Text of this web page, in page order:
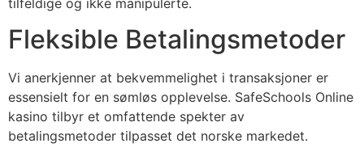
panel
Hacklink
Fleksible Betalingsmetoder
Vi anerkjenner at bekvemmelighet i transaksjoner er
essensielt for en sømløs opplevelse. SafeSchools Online
kasino tilbyr et omfattende spekter av
betalingsmetoder tilpasset det norske markedet.